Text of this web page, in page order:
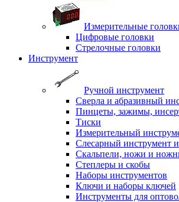
Измерительные
Цифровые головки
Стрелочные головки
Инструмент
Ручной инструмент
Сверла и абразивный
Пинцеты, зажимы,
Тиски
Измерительный
Слесарный инструмент
Скальпели, ножи и
Степлеры и скобы
Наборы инструментов
Ключи и наборы ключей
Инструменты для